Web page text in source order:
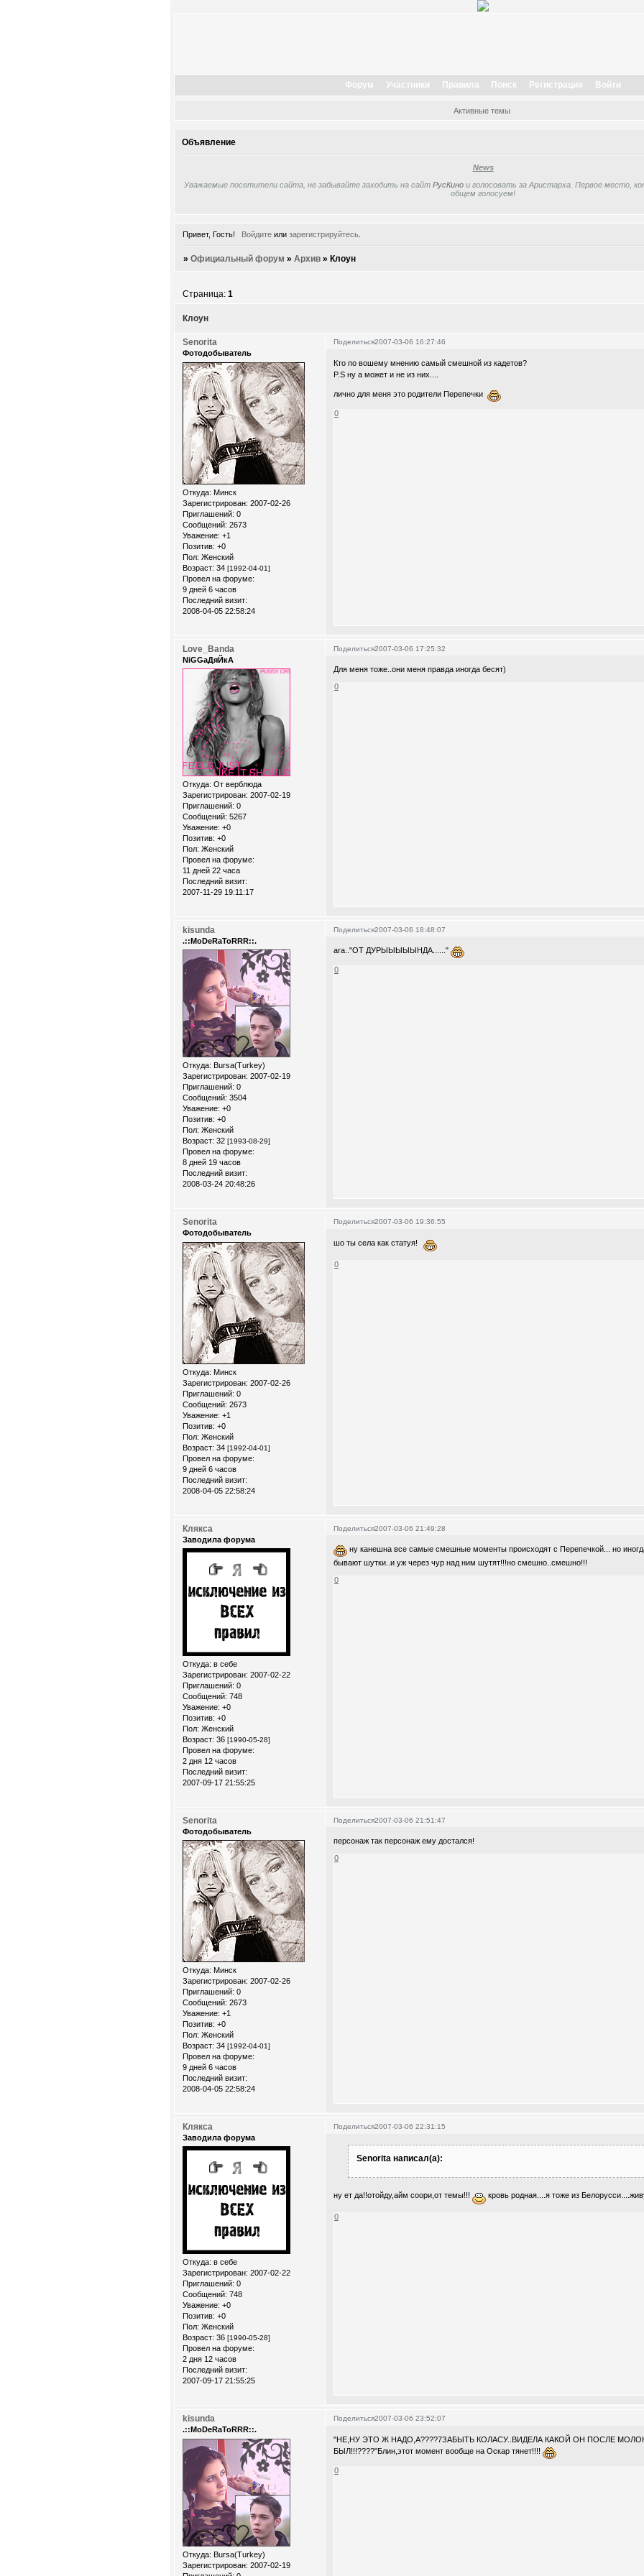
Форум Участники Правила Поиск Регистрация Войти
Активные темы
Объявление
News
Уважаемые посетители сайта, не забывайте заходить на сайт РусКино и голосовать за Аристарха. Первое место,
общем голосуем!
Привет, Гость! Войдитеили зарегистрируйтесь.
»Официальный форум »Архив »Клоун
Клоун
Страница:1
Поделиться2007-03-06 16:27:46
Senorita
Фотодобыватель
Откуда: Минск
Зарегистрирован: 2007-02-26
Приглашений: 0
Сообщений: 2673
Уважение: +1
Позитив: +0
Пол: Женский
Возраст: 34 [1992-04-01]
Провел на форуме:
9 дней 6 часов
Последний визит:
2008-04-05 22:58:24
Кто по вошему мнению самый смешной из кадетов?
P.S ну а может и не из них....
лично для меня это родители Перепечки
0
Поделиться2007-03-06 17:25:32
Love_Banda
NiGGaДяЙкА
Откуда: От верблюда
Зарегистрирован: 2007-02-19
Приглашений: 0
Сообщений: 5267
Уважение: +0
Позитив: +0
Пол: Женский
Провел на форуме:
11 дней 22 часа
Последний визит:
2007-11-29 19:11:17
Для меня тоже..они меня правда иногда бесят)
0
Поделиться2007-03-06 18:48:07
kisunda
.::MoDeRaToRRR::.
Откуда: Bursa(Turkey)
Зарегистрирован: 2007-02-19
Приглашений: 0
Сообщений: 3504
Уважение: +0
Позитив: +0
Пол: Женский
Возраст: 32 [1993-08-29]
Провел на форуме:
8 дней 19 часов
Последний визит:
2008-03-24 20:48:26
ага.."ОТ ДУРЫЫЫЫЫНДА......"
0
Поделиться2007-03-06 19:36:55
Senorita
Фотодобыватель
Откуда: Минск
Зарегистрирован: 2007-02-26
Приглашений: 0
Сообщений: 2673
Уважение: +1
Позитив: +0
Пол: Женский
Возраст: 34 [1992-04-01]
Провел на форуме:
9 дней 6 часов
Последний визит:
2008-04-05 22:58:24
шо ты села как статуя!
0
Поделиться2007-03-06 21:49:28
Клякса
Заводила форума
Откуда: в себе
Зарегистрирован: 2007-02-22
Приглашений: 0
Сообщений: 748
Уважение: +0
Позитив: +0
Пол: Женский
Возраст: 36 [1990-05-28]
Провел на форуме:
2 дня 12 часов
Последний визит:
2007-09-17 21:55:25
ну канешна все самые смешные моменты происходят с Перепечкой... но
бывают шутки..и уж через чур над ним шутят!!!но смешно..смешно!!!
0
Поделиться2007-03-06 21:51:47
Senorita
Фотодобыватель
Откуда: Минск
Зарегистрирован: 2007-02-26
Приглашений: 0
Сообщений: 2673
Уважение: +1
Позитив: +0
Пол: Женский
Возраст: 34 [1992-04-01]
Провел на форуме:
9 дней 6 часов
Последний визит:
2008-04-05 22:58:24
персонаж так персонаж ему достался!
0
Поделиться2007-03-06 22:31:15
Клякса
Заводила форума
Откуда: в себе
Зарегистрирован: 2007-02-22
Приглашений: 0
Сообщений: 748
Уважение: +0
Позитив: +0
Пол: Женский
Возраст: 36 [1990-05-28]
Провел на форуме:
2 дня 12 часов
Последний визит:
2007-09-17 21:55:25
Senorita написал(а):
ну ет да!!отойду,айм соори,от темы!!! кровь родная....я тоже из
0
Поделиться2007-03-06 23:52:07
kisunda
.::MoDeRaToRRR::.
Откуда: Bursa(Turkey)
Зарегистрирован: 2007-02-19
"НЕ,НУ ЭТО Ж НАДО,А????7ЗАБЫТЬ КОЛАСУ..ВИДЕЛА КАКОЙ ОН ПОСЛЕ
БЫЛ!!!????"Блин,этот момент вообще на Оскар тянет!!!!
0